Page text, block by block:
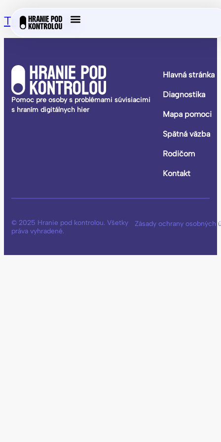
Trojlístok, n.o.
Pomoc pre osoby s problémami súvisiacimi
s hraním digitálnych hier
Hlavná stránka
Diagnostika
Mapa pomoci
Spätná väzba
Rodičom
Kontakt
© 2025 Hranie pod kontrolou. Všetky
práva vyhradené.
Zásady ochrany osobných